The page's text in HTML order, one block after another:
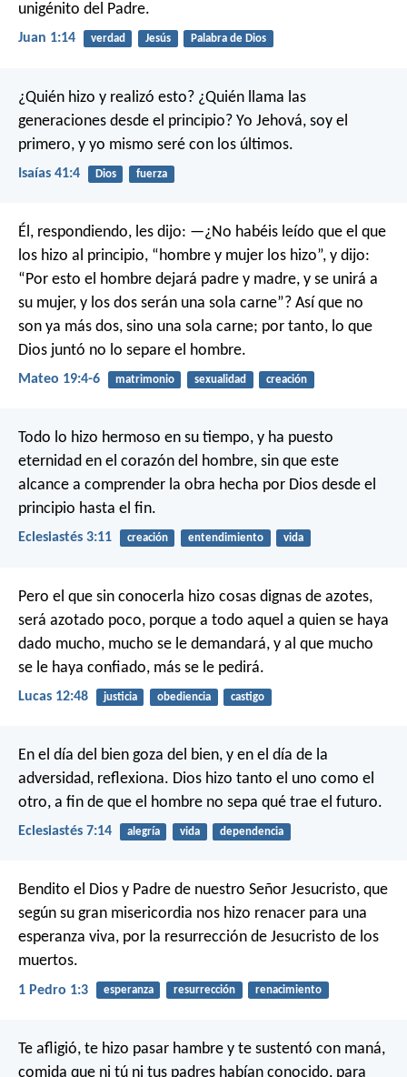
unigénito del Padre.
Juan 1:14 verdad Jesús Palabra de Dios
¿Quién hizo y realizó esto? ¿Quién llama las
generaciones desde el principio? Yo Jehová, soy el
primero, y yo mismo seré con los últimos.
Isaías 41:4 Dios fuerza
Él, respondiendo, les dijo: —¿No habéis leído que el que
los hizo al principio, “hombre y mujer los hizo”, y dijo:
“Por esto el hombre dejará padre y madre, y se unirá a
su mujer, y los dos serán una sola carne”? Así que no
son ya más dos, sino una sola carne; por tanto, lo que
Dios juntó no lo separe el hombre.
Mateo 19:4-6 matrimonio sexualidad creación
Todo lo hizo hermoso en su tiempo, y ha puesto
eternidad en el corazón del hombre, sin que este
alcance a comprender la obra hecha por Dios desde el
principio hasta el fin.
Eclesiastés 3:11 creación entendimiento vida
Pero el que sin conocerla hizo cosas dignas de azotes,
será azotado poco, porque a todo aquel a quien se haya
dado mucho, mucho se le demandará, y al que mucho
se le haya confiado, más se le pedirá.
Lucas 12:48 justicia obediencia castigo
En el día del bien goza del bien, y en el día de la
adversidad, reflexiona. Dios hizo tanto el uno como el
otro, a fin de que el hombre no sepa qué trae el futuro.
Eclesiastés 7:14 alegría vida dependencia
Bendito el Dios y Padre de nuestro Señor Jesucristo, que
según su gran misericordia nos hizo renacer para una
esperanza viva, por la resurrección de Jesucristo de los
muertos.
1 Pedro 1:3 esperanza resurrección renacimiento
Te afligió, te hizo pasar hambre y te sustentó con maná,
comida que ni tú ni tus padres habían conocido, para